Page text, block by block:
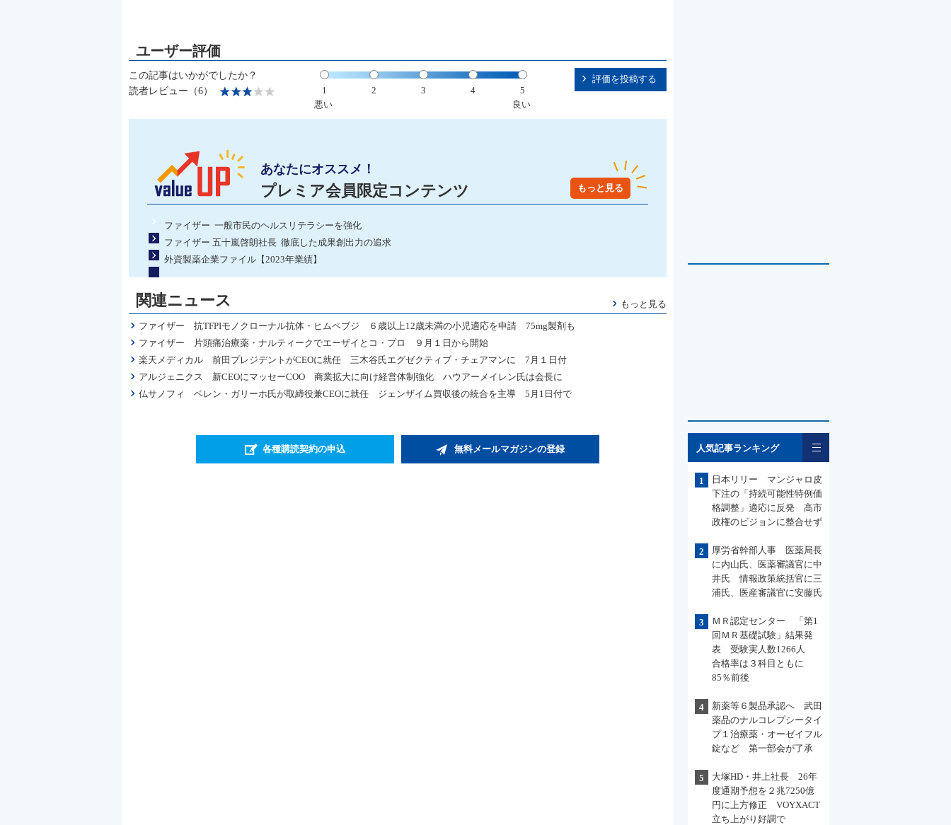
この記事はいかがでしたか？
読者レビュー（6）
1 2 3 4
5
悪い
良い
評価を投稿する
あなたにオススメ！
プレミア会員限定コンテンツ もっと見る
ファイザー 一般市民のヘルスリテラシーを強化
ファイザー 五十嵐啓朗社長 徹底した成果創出力の追求
外資製薬企業ファイル【2023年業績】
関連ニュース もっと見る
ファイザー 抗TFPIモノクローナル抗体・ヒムペブジ ６歳以上12歳未満の小児適応を申請 75mg製剤も
ファイザー 片頭痛治療薬・ナルティークでエーザイとコ・プロ ９月１日から開始
楽天メディカル 前田プレジデントがCEOに就任 三木谷氏エグゼクティブ・チェアマンに 7月１日付
アルジェニクス 新CEOにマッセーCOO 商業拡大に向け経営体制強化 ハウアーメイレン氏は会長に
仏サノフィ ベレン・ガリーホ氏が取締役兼CEOに就任 ジェンザイム買収後の統合を主導 5月1日付で
各種購読契約の申込 無料メールマガジンの登録 人気記事ランキング
1
日本リリー マンジャロ皮
下注の「持続可能性特例価
格調整」適応に反発 高市
政権のビジョンに整合せず
2
厚労省幹部人事 医薬局長
に内山氏、医薬審議官に中
井氏 情報政策統括官に三
浦氏、医産審議官に安藤氏
3
ＭＲ認定センター 「第1
回ＭＲ基礎試験」結果発
表 受験実人数1266人
合格率は３科目ともに
85％前後
4
新薬等６製品承認へ 武田
薬品のナルコレプシータイ
プ１治療薬・オーゼイフル
錠など 第一部会が了承
5
大塚HD・井上社長 26年
度通期予想を２兆7250億
円に上方修正 VOYXACT
立ち上がり好調で